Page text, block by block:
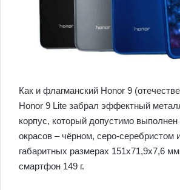
Как и флагманский Honor 9
Honor 9 Lite забрал эффектный
корпус, который допустимо выполнен
окрасов – чёрном, серо-серебристом
габаритных размерах 151х71,9х7,6
смартфон 149 г.